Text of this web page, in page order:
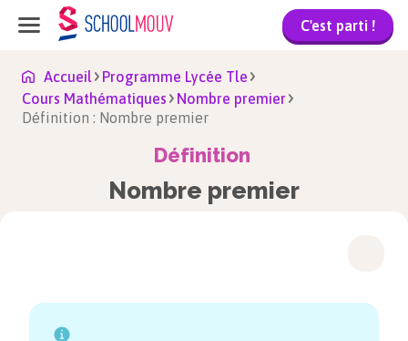
C'est parti !
Accueil
Programme Lycée Tle
Cours Mathématiques
Nombre premier
Définition : Nombre premier
Définition
Nombre premier